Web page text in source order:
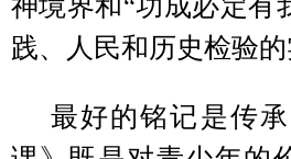
神境界和“功成必定有
践、人民和历史检验
最好的铭记是传